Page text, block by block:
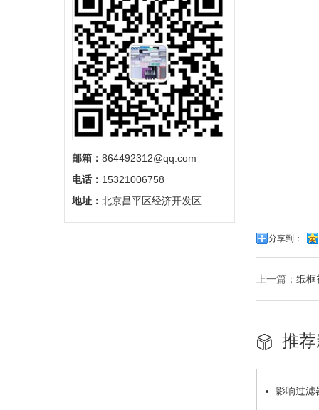
邮箱： 864492312@qq.com
电话： 15321006758
地址： 北京昌平区经济开发区
分享到：
上一篇： 纸框
推
影响过滤